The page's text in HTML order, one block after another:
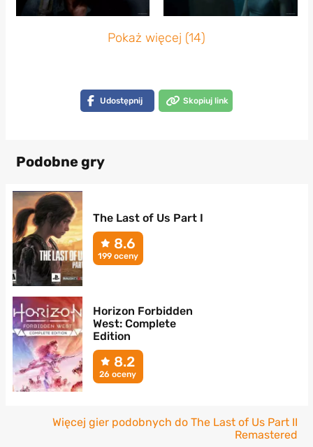
Pokaż więcej (14)
Udostępnij Skopiuj link
Podobne gry
The Last of Us Part I
8.6
199 oceny
Horizon Forbidden
West: Complete
Edition
8.2
26 oceny
Więcej gier podobnych do The Last of Us Part II
Remastered